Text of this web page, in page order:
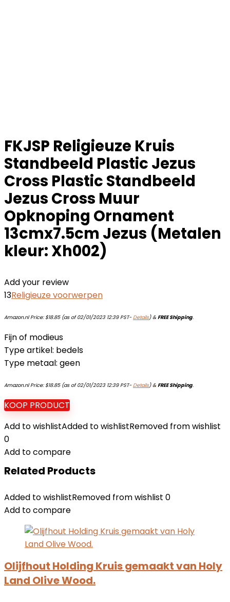
FKJSP Religieuze Kruis
Standbeeld Plastic Jezus
Cross Plastic Standbeeld
Jezus Cross Muur
Opknoping Ornament
13cmx7.5cm Jezus (Metalen
kleur: Xh002)
Add your review
13Religieuze voorwerpen
Amazon.nl Price: $18.85(as of 02/01/2023 12:39 PST-Details)&FREE Shipping.
Fijn of modieus
Type artikel: bedels
Type metaal: geen
Amazon.nl Price: $18.85(as of 02/01/2023 12:39 PST-Details)&FREE Shipping.
KOOP PRODUCT
Add to wishlistAdded to wishlistRemoved from wishlist
0
Add to compare
Related Products
Added to wishlistRemoved from wishlist 0
Add to compare
Olijfhout Holding Kruis gemaakt van Holy
Land Olive Wood.